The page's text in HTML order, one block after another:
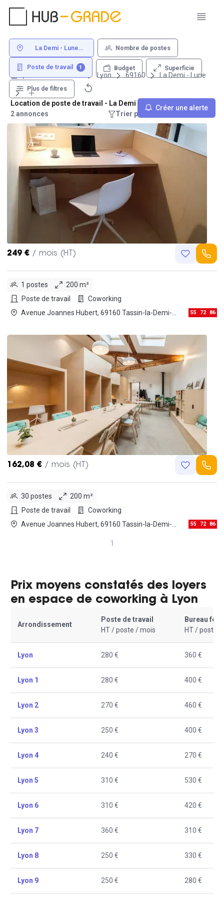
La Demi - Lune
Nombre de postes
Poste de travail 1 Budget Superficie
Plus de filtres
Créer une alerte
Lyon 69160 La Demi - Lune
Location de poste de travail - La Demi - Lune 69160 Lyon
2 annonces
Trier par : Recommandations
249 € / mois (HT)
1 postes
200 m²
Poste de travail
Coworking
Avenue Joannes Hubert, 69160 Tassin-la-Demi-
55 72 86
162,08 € / mois (HT)
30 postes
200 m²
Poste de travail
Coworking
Avenue Joannes Hubert, 69160 Tassin-la-Demi-
55 72 86
1
Prix moyens constatés des loyers
en espace de coworking à Lyon
Arrondissement
Poste de travail
HT / poste / mois
Bureau
HT / poste /
Lyon 280 € 360 €
Lyon 1 280 € 400 €
Lyon 2 270 € 460 €
Lyon 3 250 € 400 €
Lyon 4 240 € 270 €
Lyon 5 310 € 530 €
Lyon 6 310 € 420 €
Lyon 7 360 € 310 €
Lyon 8 250 € 330 €
Lyon 9 250 € 280 €